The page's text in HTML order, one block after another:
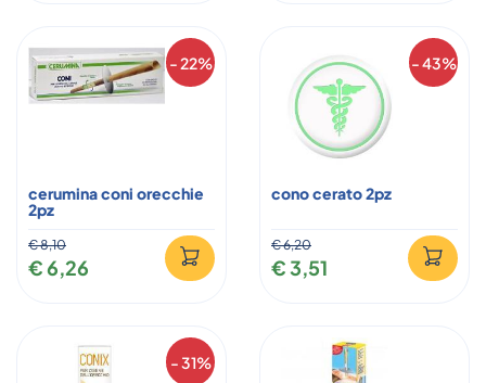
- 22%
cerumina coni orecchie
2pz
€ 8,10
€ 6,26
- 43%
cono cerato 2pz
€ 6,20
€ 3,51
- 31%